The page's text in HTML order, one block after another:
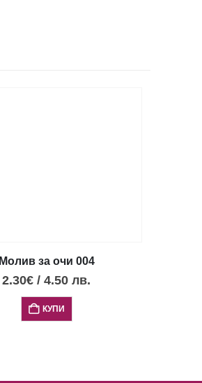
Молив за очи 004
2.30€ / 4.50 лв.
КУПИ